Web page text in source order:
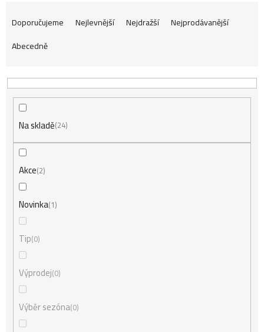
Ř
a
z
e
Doporučujeme Nejlevnější Nejdražší
Nejprodávanější
Abecedně
Na skladě 24
Akce 2
Novinka 1
Tip 0
Výprodej 0
Výběr sezóna 0